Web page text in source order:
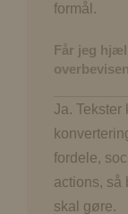
formål.
Får jeg
Ja. Tekster
fordele,
actions, så
skal gøre.